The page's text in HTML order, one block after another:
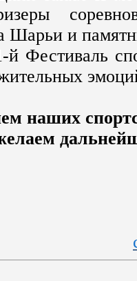
Шарьи и
Фестиваль
наших